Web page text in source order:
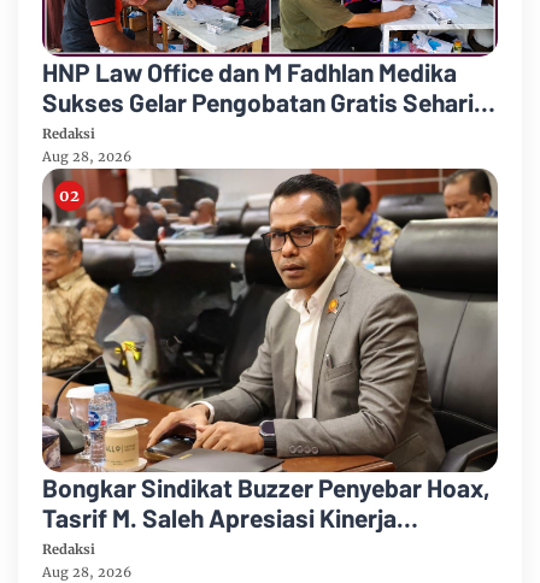
HNP Law Office dan M Fadhlan Medika
Sukses Gelar Pengobatan Gratis Sehari
Penuh
Redaksi
Aug 28, 2026
Bongkar Sindikat Buzzer Penyebar Hoax,
Tasrif M. Saleh Apresiasi Kinerja
Ditreskrimum Polda Metro Jaya
Redaksi
Aug 28, 2026